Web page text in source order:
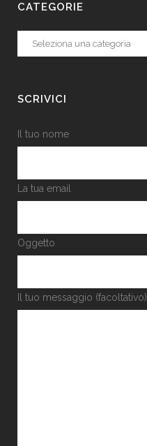
CATEGORIE
Categorie
SCRIVICI
Il tuo nome
La tua email
Oggetto
Il tuo messaggio (facoltativo)